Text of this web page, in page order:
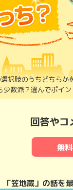
択肢のうちどちら
数派？選んでポイ
回答やコ
無
笠地蔵」の話を